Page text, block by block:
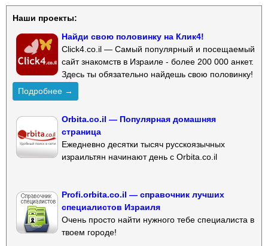
Наши проекты:
Найди свою половинку на Клик4!
Click4.co.il — Самый популярный и посещаемый
сайт знакомств в Израиле - более 200 000 анкет.
Здесь ты обязательно найдешь свою половинку!
Подробнее →
Orbita.co.il — Популярная домашняя
страница
Ежедневно десятки тысяч русскоязычных
израильтян начинают день с Orbita.co.il
Profi.orbita.co.il — справочник лучших
специалистов Израиля
Очень просто найти нужного тебе специалиста в
твоем городе!